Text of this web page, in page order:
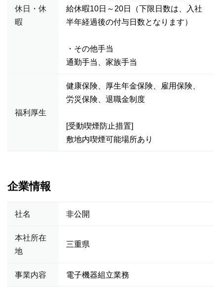
休日・休
暇
給休暇10日～20日（下限日数は、入社
半年経過後の付与日数となります）
・その他手当
通勤手当、家族手当
福利厚生
健康保険、厚生年金保険、雇用保険、
労災保険、退職金制度
[受動喫煙防止措置]
敷地内喫煙可能場所あり
企業情報
社名 非公開
本社所在
地
三重県
事業内容 電子機器組立業務